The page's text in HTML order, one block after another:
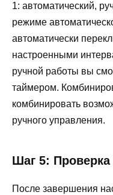
1: автоматический,
режиме
автоматически
настроенными
ручной работы вы
таймером.
комбинировать
ручного управления.
Шаг 5: Проверка
После завершения